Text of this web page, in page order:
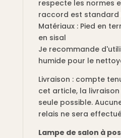
respecte les normes
raccord est standard
Matériaux : Pied en
en sisal
Je recommande
humide pour le
Livraison : compte
cet article, la
seule possible.
relais ne sera
Lampe de salon à